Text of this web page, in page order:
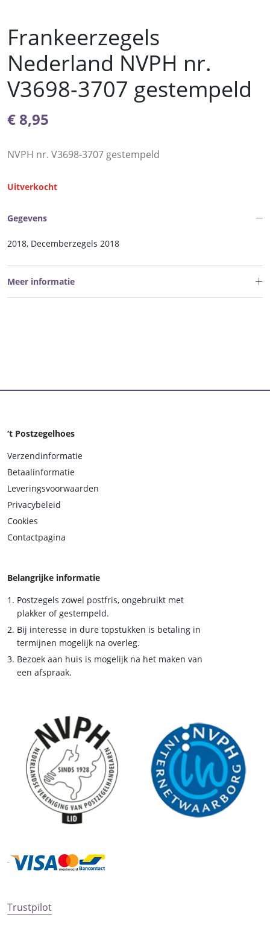
Frankeerzegels
Nederland NVPH nr.
V3698-3707 gestempeld
€ 8,95
NVPH nr. V3698-3707 gestempeld
Uitverkocht
Gegevens
2018, Decemberzegels 2018
Meer informatie
‘t Postzegelhoes
Verzendinformatie
Betaalinformatie
Leveringsvoorwaarden
Privacybeleid
Cookies
Contactpagina
Belangrijke informatie
Postzegels zowel postfris, ongebruikt met
plakker of gestempeld.
Bij interesse in dure topstukken is betaling in
termijnen mogelijk na overleg.
Bezoek aan huis is mogelijk na het maken van
een afspraak.
Trustpilot